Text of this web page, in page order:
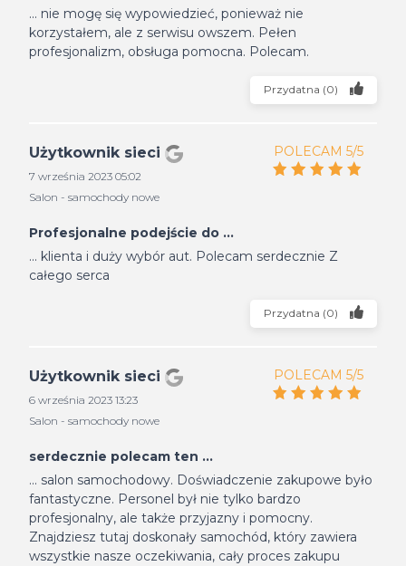
... nie mogę się wypowiedzieć, ponieważ nie
korzystałem, ale z serwisu owszem. Pełen
profesjonalizm, obsługa pomocna. Polecam.
Przydatna (0)
Użytkownik sieci
7 września 2023 05:02
Salon - samochody nowe
POLECAM 5/5
Profesjonalne podejście do ...
... klienta i duży wybór aut. Polecam serdecznie Z
całego serca
Przydatna (0)
Użytkownik sieci
6 września 2023 13:23
Salon - samochody nowe
POLECAM 5/5
serdecznie polecam ten ...
... salon samochodowy. Doświadczenie zakupowe było
fantastyczne. Personel był nie tylko bardzo
profesjonalny, ale także przyjazny i pomocny.
Znajdziesz tutaj doskonały samochód, który zawiera
wszystkie nasze oczekiwania, cały proces zakupu